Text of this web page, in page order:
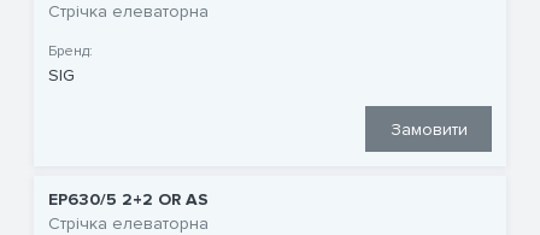
Стрічка елеваторна
Бренд:
SIG
Замовити
EP630/5 2+2 OR AS
Стрічка елеваторна